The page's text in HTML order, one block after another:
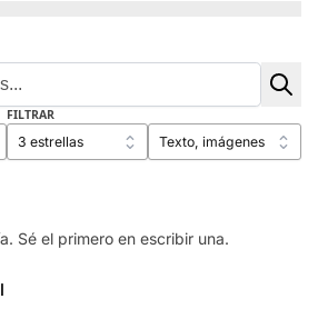
FILTRAR
Sé el primero en escribir una.